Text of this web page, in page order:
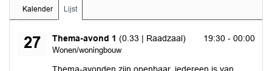
Kalender Lijst
27 Thema-avond 1 (0.33 | Raadzaal)
Wonen/woningbouw
donderdag 27 augustus 2026 19:30 - 00:00